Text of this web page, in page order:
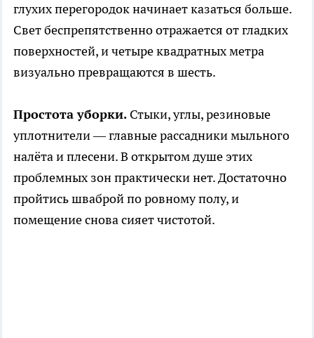
глухих перегородок начинает казаться больше.
Свет беспрепятственно отражается от гладких
поверхностей, и четыре квадратных метра
визуально превращаются в шесть.
Простота уборки. Стыки, углы, резиновые
уплотнители — главные рассадники мыльного
налёта и плесени. В открытом душе этих
проблемных зон практически нет. Достаточно
пройтись шваброй по ровному полу, и
помещение снова сияет чистотой.